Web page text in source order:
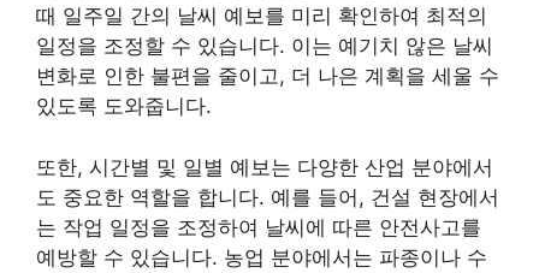
때 일주일 간의 날씨 예보를 미리 확인하여 최적의
일정을 조정할 수 있습니다. 이는 예기치 않은 날씨
변화로 인한 불편을 줄이고, 더 나은 계획을 세울 수
있도록 도와줍니다.
또한, 시간별 및 일별 예보는 다양한 산업 분야에서
도 중요한 역할을 합니다. 예를 들어, 건설 현장에서
는 작업 일정을 조정하여 날씨에 따른 안전사고를
예방할 수 있습니다. 농업 분야에서는 파종이나 수